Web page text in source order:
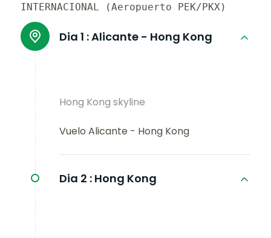
INTERNACIONAL (Aeropuerto PEK/PKX)
Dia 1 :Alicante - Hong Kong
Hong Kong skyline
Vuelo Alicante - Hong Kong
Dia 2 : Hong Kong